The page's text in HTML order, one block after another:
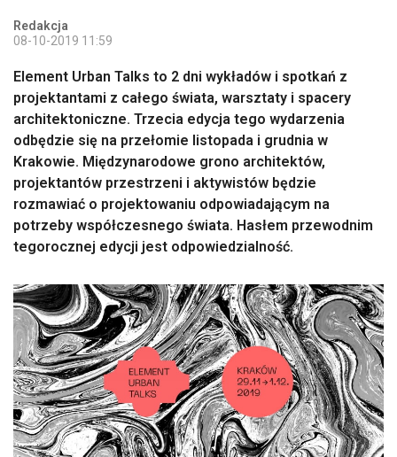
Redakcja
08-10-2019 11:59
Element Urban Talks to 2 dni wykładów i spotkań z
projektantami z całego świata, warsztaty i spacery
architektoniczne. Trzecia edycja tego wydarzenia
odbędzie się na przełomie listopada i grudnia w
Krakowie. Międzynarodowe grono architektów,
projektantów przestrzeni i aktywistów będzie
rozmawiać o projektowaniu odpowiadającym na
potrzeby współczesnego świata. Hasłem przewodnim
tegorocznej edycji jest odpowiedzialność.